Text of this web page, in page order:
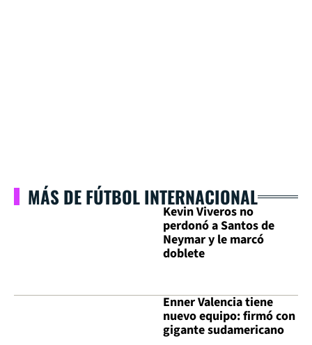
MÁS DE FÚTBOL INTERNACIONAL
Kevin Viveros no
perdonó a Santos de
Neymar y le marcó
doblete
Enner Valencia tiene
nuevo equipo: firmó con
gigante sudamericano